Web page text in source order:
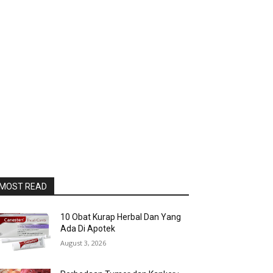
READ
10 Obat Kurap Herbal Dan Yang
Ada Di Apotek
August 3, 2026